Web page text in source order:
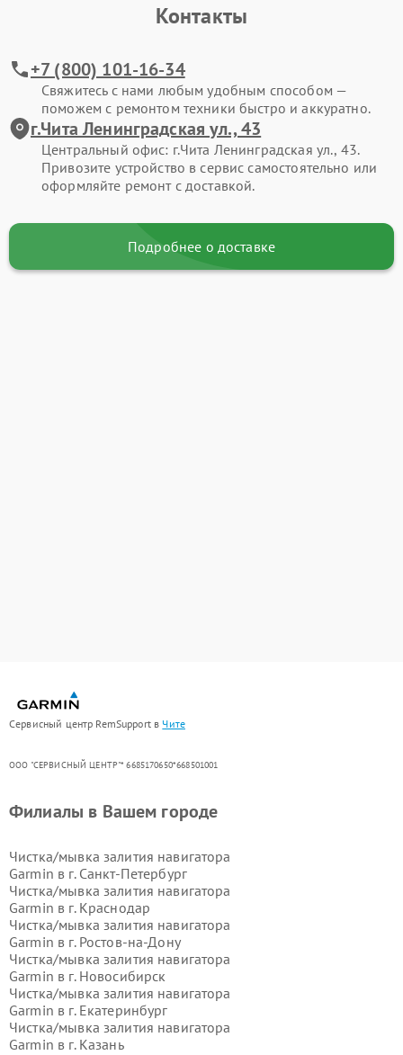
Контакты
+7 (800) 101-16-34
Свяжитесь с нами любым удобным способом —
поможем с ремонтом техники быстро и аккуратно.
г.Чита Ленинградская ул., 43
Центральный офис: г.Чита Ленинградская ул., 43.
Привозите устройство в сервис самостоятельно или
оформляйте ремонт с доставкой.
Подробнее о доставке
Сервисный центр RemSupport вЧите
ООО "СЕРВИСНЫЙ ЦЕНТР"* 6685170650*668501001
Филиалы в Вашем городе
Чистка/мывка залития навигатора
Garmin в г. Санкт-Петербург
Чистка/мывка залития навигатора
Garmin в г. Краснодар
Чистка/мывка залития навигатора
Garmin в г. Ростов-на-Дону
Чистка/мывка залития навигатора
Garmin в г. Новосибирск
Чистка/мывка залития навигатора
Garmin в г. Екатеринбург
Чистка/мывка залития навигатора
Garmin в г. Казань